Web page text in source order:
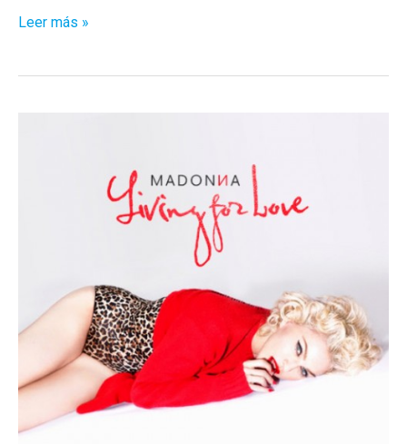
«Pepino»
Leer más »